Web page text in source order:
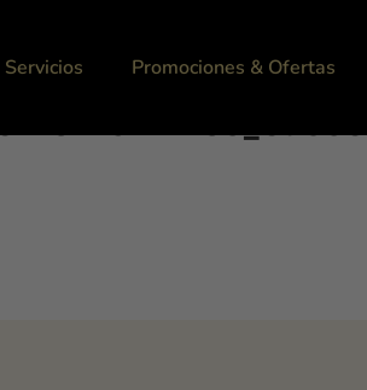
Servicios Promociones & Ofertas
15-12-